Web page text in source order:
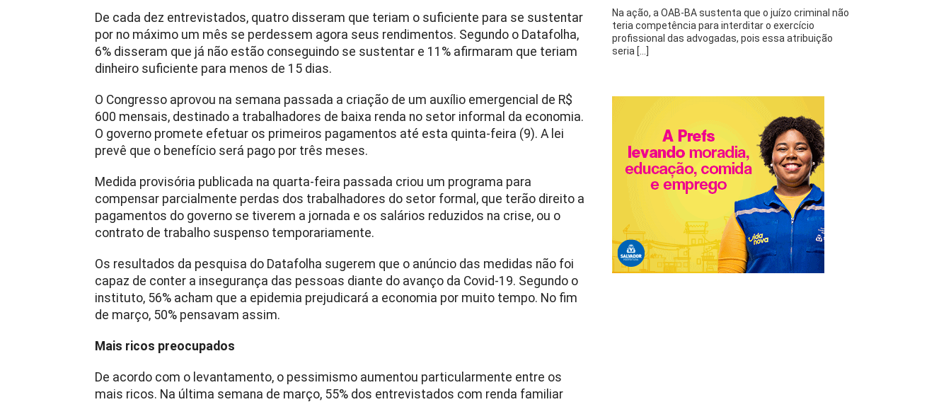
De cada dez entrevistados, quatro disseram que teriam o suficiente para se sustentar
por no máximo um mês se perdessem agora seus rendimentos. Segundo o Datafolha,
6% disseram que já não estão conseguindo se sustentar e 11% afirmaram que teriam
dinheiro suficiente para menos de 15 dias.
O Congresso aprovou na semana passada a criação de um auxílio emergencial de R$
600 mensais, destinado a trabalhadores de baixa renda no setor informal da economia.
O governo promete efetuar os primeiros pagamentos até esta quinta-feira (9). A lei
prevê que o benefício será pago por três meses.
Medida provisória publicada na quarta-feira passada criou um programa para
compensar parcialmente perdas dos trabalhadores do setor formal, que terão direito a
pagamentos do governo se tiverem a jornada e os salários reduzidos na crise, ou o
contrato de trabalho suspenso temporariamente.
Os resultados da pesquisa do Datafolha sugerem que o anúncio das medidas não foi
capaz de conter a insegurança das pessoas diante do avanço da Covid-19. Segundo o
instituto, 56% acham que a epidemia prejudicará a economia por muito tempo. No fim
de março, 50% pensavam assim.
Mais ricos preocupados
De acordo com o levantamento, o pessimismo aumentou particularmente entre os
mais ricos. Na última semana de março, 55% dos entrevistados com renda familiar
Na ação, a OAB-BA sustenta que o juízo criminal não
teria competência para interditar o exercício
profissional das advogadas, pois essa atribuição
seria [...]